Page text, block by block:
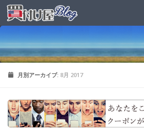
月別アーカイブ: 8月 2017